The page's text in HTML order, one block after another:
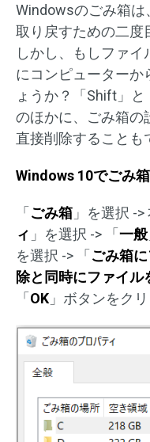
Windowsのごみ箱は
取り戻すための二度
しかし、もしファ
にコンピューターか
ょうか？「Shift」
のほかに、ごみ箱の
直接削除することも
Windows 10でごみ
「 ごみ箱 」を選択 -
ィ 」を選択 -> 「 一般
を選択 -> 「 ごみ箱
除と同時にファイル
「 OK 」ボタンをク